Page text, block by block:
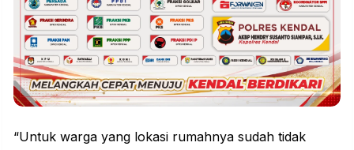
“Untuk warga yang lokasi rumahnya sudah tidak